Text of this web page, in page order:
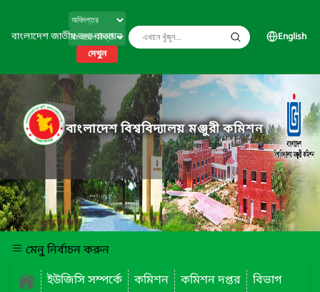
বাংলাদেশ জাতীয় তথ্য বাতায়ন
দেখুন
English
বাংলাদেশ বিশ্ববিদ্যালয় মঞ্জুরী কমিশন
মেনু নির্বাচন করুন
ইউজিসি সম্পর্কে
কমিশন কমিশন দপ্তর
বিভাগ